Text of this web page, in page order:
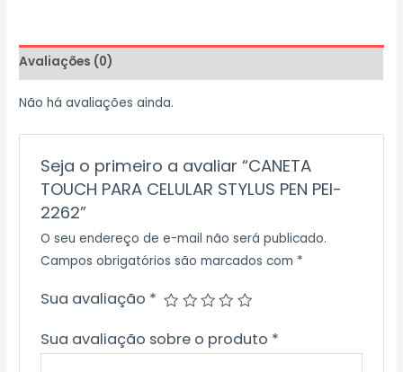
Avaliações (0)
Não há avaliações ainda.
Seja o primeiro a avaliar “CANETA
TOUCH PARA CELULAR STYLUS PEN PEI-
2262”
O seu endereço de e-mail não será publicado.
Campos obrigatórios são marcados com *
Sua avaliação *
Sua avaliação sobre o produto *